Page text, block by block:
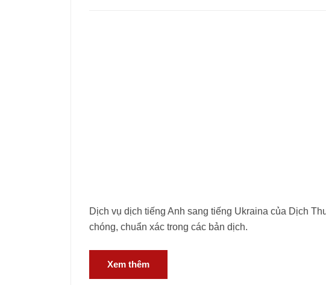
Dịch vụ dịch tiếng Anh sang tiếng Ukraina của Dịch
chóng, chuẩn xác trong các bản dịch.
Xem thêm